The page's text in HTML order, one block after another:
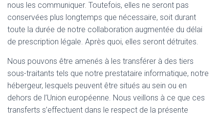
nous les communiquer. Toutefois, elles ne seront pas
conservées plus longtemps que nécessaire, soit durant
toute la durée de notre collaboration augmentée du délai
de prescription légale. Après quoi, elles seront détruites.
Nous pouvons être amenés à les transférer à des tiers
sous-traitants tels que notre prestataire informatique, notre
hébergeur, lesquels peuvent être situés au sein ou en
dehors de l’Union européenne. Nous veillons à ce que ces
transferts s’effectuent dans le respect de la présente